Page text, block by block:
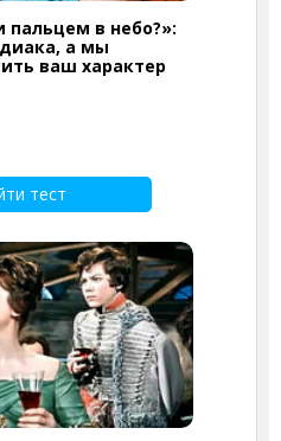
пальцем в небо?»:
а мы
ваш характер
тест